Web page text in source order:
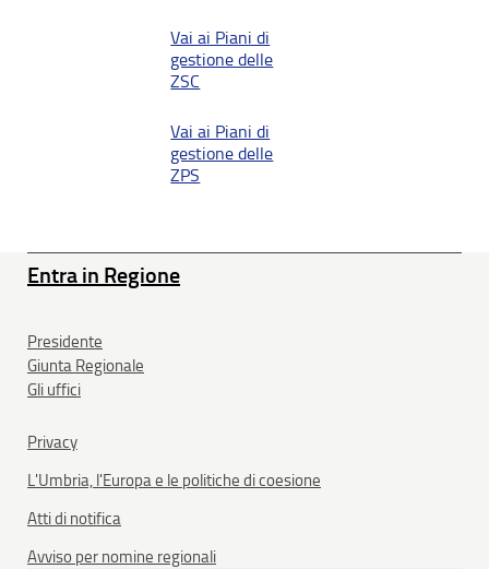
Vai ai Piani di
gestione delle
ZSC
Vai ai Piani di
gestione delle
ZPS
Entra in Regione
Presidente
Giunta Regionale
Gli uffici
Privacy
L'Umbria, l'Europa e le politiche di coesione
Atti di notifica
Avviso per nomine regionali